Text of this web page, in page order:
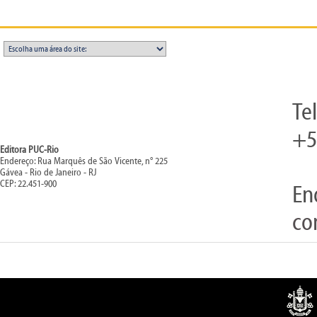
Editora PUC-Rio
Endereço: Rua Marquês de São Vicente, n° 225
Gávea - Rio de Janeiro - RJ
CEP: 22.451-900